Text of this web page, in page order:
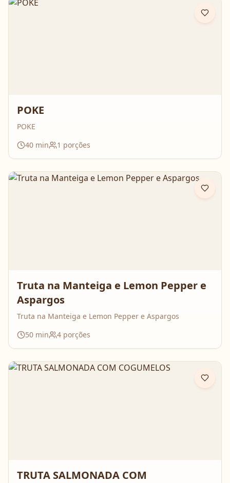
POKE
POKE
40 min 1 porções
Truta na Manteiga e Lemon Pepper e
Aspargos
Truta na Manteiga e Lemon Pepper e Aspargos
50 min 4 porções
TRUTA SALMONADA COM